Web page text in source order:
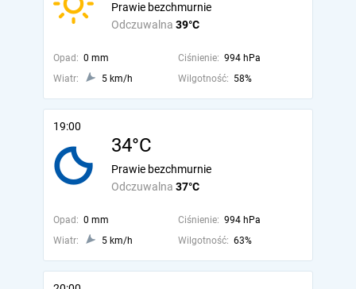
Odczuwalna 39°C
Prawie bezchmurnie
Opad: 0 mm Ciśnienie: 994 hPa
Wiatr:
5 km/h Wilgotność: 58%
19:00
34°C
Odczuwalna 37°C
Prawie bezchmurnie
Opad: 0 mm Ciśnienie: 994 hPa
Wiatr:
5 km/h Wilgotność: 63%